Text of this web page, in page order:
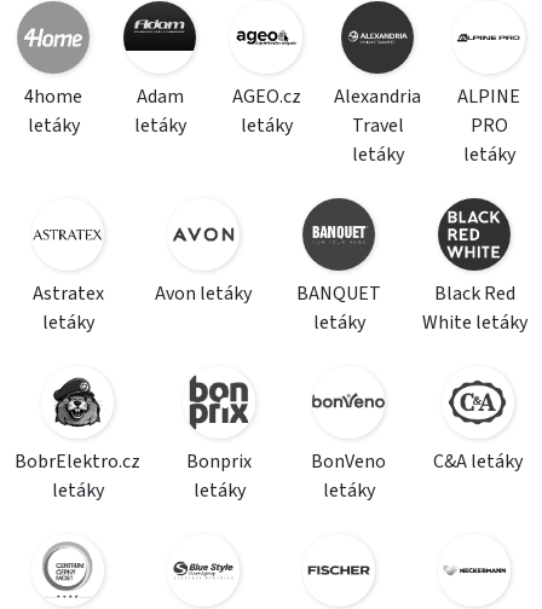
4home
letáky
Adam
letáky
AGEO.cz
letáky
Alexandria
Travel
letáky
ALPINE
PRO
letáky
Astratex
letáky
Avon letáky
BANQUET
letáky
Black Red
White letáky
BobrElektro.cz
letáky
Bonprix
letáky
BonVeno
letáky
C&A letáky